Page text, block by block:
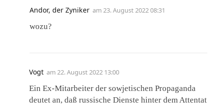
Andor, der Zyniker am 23. August 2022 08:31
wozu?
Vogt am 22. August 2022 13:00
Ein Ex-Mitarbeiter der sowjetischen Propaganda
deutet an, daß russische Dienste hinter dem Attentat